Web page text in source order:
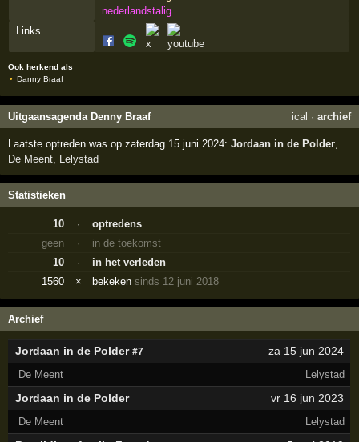
nederlandstalig
Links
Ook herkend als
Danny Braaf
Uitgaansagenda Denny Braaf ical · archief
Laatste optreden was op zaterdag 15 juni 2024:Jordaan in de Polder,
De Meent, Lelystad
Statistieken
10 ·
optredens
geen
·
in de toekomst
10
·
in het verleden
1560
× bekekensinds 12 juni 2018
Archief
Jordaan in de Polder #7 za 15 jun 2024
De Meent Lelystad
Jordaan in de Polder vr 16 jun 2023
De Meent Lelystad